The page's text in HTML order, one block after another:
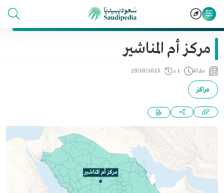
مركز أم المناشير
مقالة 1 د 29/10/2023
مراكز